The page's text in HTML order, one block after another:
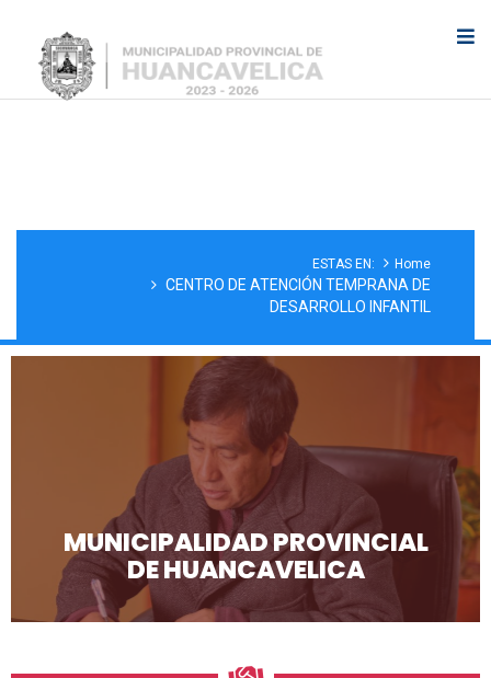
ESTAS EN: Home
CENTRO DE ATENCIÓN TEMPRANA DE
DESARROLLO INFANTIL
MUNICIPALIDAD PROVINCIAL
DE HUANCAVELICA